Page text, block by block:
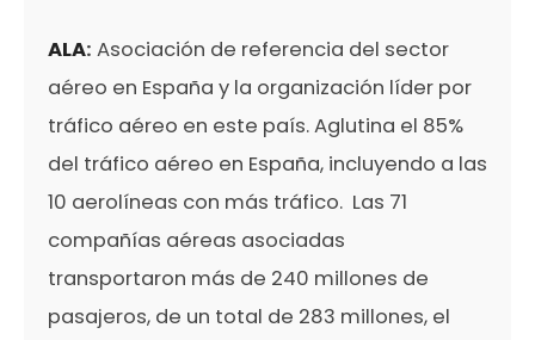
ALA: Asociación de referencia del sector
aéreo en España y la organización líder por
tráfico aéreo en este país. Aglutina el 85%
del tráfico aéreo en España, incluyendo a las
10 aerolíneas con más tráfico. Las 71
compañías aéreas asociadas
transportaron más de 240 millones de
pasajeros, de un total de 283 millones, el